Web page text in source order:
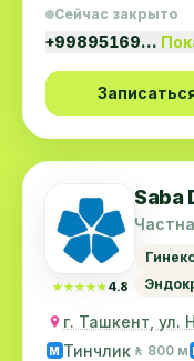
Сейчас закрыто
+99895169…
★★★★★
★★★★★ 4.8
Saba
г. Ташкент, ул.
M Тинчлик 🚶 800 м